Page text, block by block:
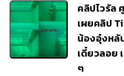
คลิปไวรัล
เผยคลิป
น้องอุ๋งหลั
เดี๋ยวลอย
ๆ